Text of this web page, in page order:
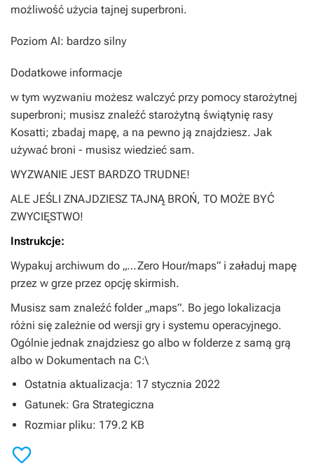
możliwość użycia tajnej superbroni.
Poziom AI: bardzo silny
Dodatkowe informacje
w tym wyzwaniu możesz walczyć przy pomocy starożytnej
superbroni; musisz znaleźć starożytną świątynię rasy
Kosatti; zbadaj mapę, a na pewno ją znajdziesz. Jak
używać broni - musisz wiedzieć sam.
WYZWANIE JEST BARDZO TRUDNE!
ALE JEŚLI ZNAJDZIESZ TAJNĄ BROŃ, TO MOŻE BYĆ
ZWYCIĘSTWO!
Instrukcje:
Wypakuj archiwum do „…Zero Hour/maps” i załaduj mapę
przez w grze przez opcję skirmish.
Musisz sam znaleźć folder „maps”. Bo jego lokalizacja
różni się zależnie od wersji gry i systemu operacyjnego.
Ogólnie jednak znajdziesz go albo w folderze z samą grą
albo w Dokumentach na C:\
Ostatnia aktualizacja: 17 stycznia 2022
Gatunek: Gra Strategiczna
Rozmiar pliku: 179.2 KB
